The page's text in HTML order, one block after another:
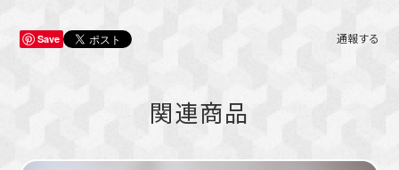
Save 通報する
関連商品